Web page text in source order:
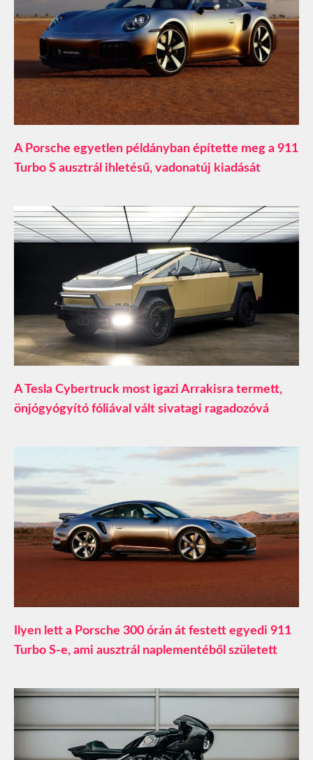
A Porsche egyetlen példányban építette meg a 911
Turbo S ausztrál ihletésű, vadonatúj kiadását
A Tesla Cybertruck most igazi Arrakisra termett,
önjógyógyító fóliával vált sivatagi ragadozóvá
Ilyen lett a Porsche 300 órán át festett egyedi 911
Turbo S-e, ami ausztrál naplementéből született